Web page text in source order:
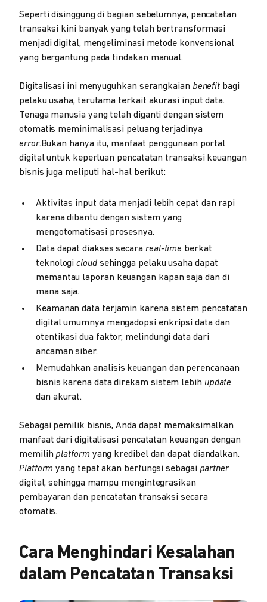
Seperti disinggung di bagian sebelumnya, pencatatan
transaksi kini banyak yang telah bertransformasi
menjadi digital, mengeliminasi metode konvensional
yang bergantung pada tindakan manual.
Digitalisasi ini menyuguhkan serangkaian benefit bagi
pelaku usaha, terutama terkait akurasi input data.
Tenaga manusia yang telah diganti dengan sistem
otomatis meminimalisasi peluang terjadinya
error.Bukan hanya itu, manfaat penggunaan portal
digital untuk keperluan pencatatan transaksi keuangan
bisnis juga meliputi hal-hal berikut:
Aktivitas input data menjadi lebih cepat dan rapi
karena dibantu dengan sistem yang
mengotomatisasi prosesnya.
Data dapat diakses secara real-time berkat
teknologicloudsehingga pelaku usaha dapat
memantau laporan keuangan kapan saja dan di
mana saja.
Keamanan data terjamin karena sistem pencatatan
digital umumnya mengadopsi enkripsi data dan
otentikasi dua faktor, melindungi data dari
ancaman siber.
Memudahkan analisis keuangan dan perencanaan
bisnis karena data direkam sistem lebih update
dan akurat.
Sebagai pemilik bisnis, Anda dapat memaksimalkan
manfaat dari digitalisasi pencatatan keuangan dengan
memilih platform yang kredibel dan dapat diandalkan.
Platform yang tepat akan berfungsi sebagai partner
digital, sehingga mampu mengintegrasikan
pembayaran dan pencatatan transaksi secara
otomatis.
Cara Menghindari Kesalahan
dalam Pencatatan Transaksi